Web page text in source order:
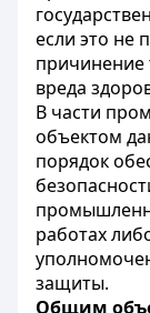
если это не
причинение
вреда
В части
объектом
порядок
работах
защиты.
Общим